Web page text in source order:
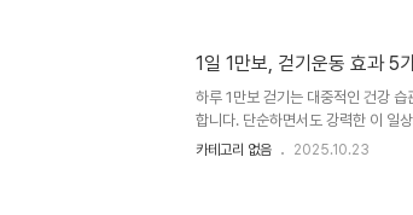
를 보낸 후, 가벼운 움직임은 몸이
을 준비하는 데 이상적입니다. 조용
화시켜..
1일 1만보, 걷기운동 효과 5
하루 1만보 걷기는 대중적인 건강
합니다. 단순하면서도 강력한 이 일
져올 수 있습니다. 이 글에서는 매일
카테고리 없음 2025.10.23